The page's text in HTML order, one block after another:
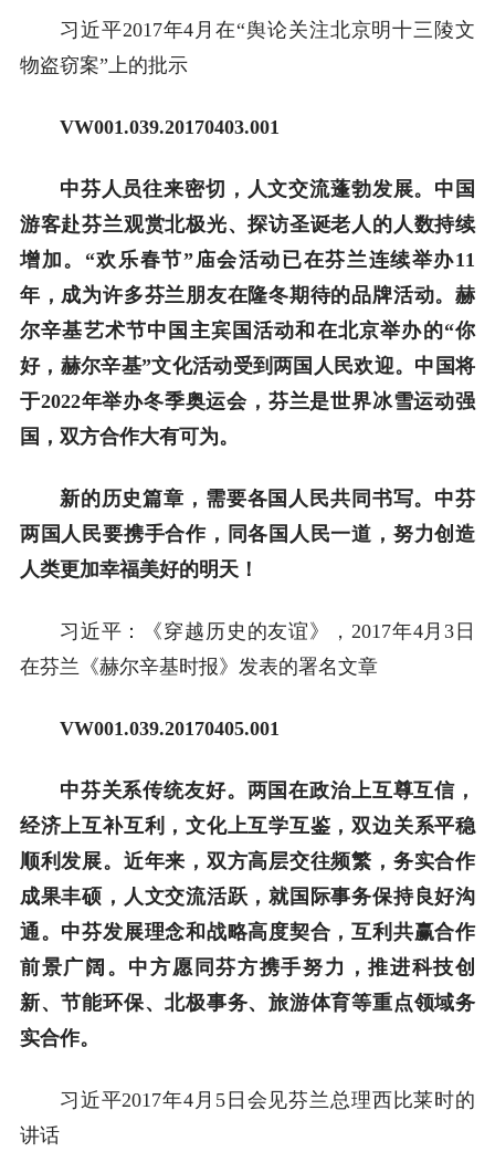
习近平2017年4月在“舆论关注北京明十三陵文
物盗窃案”上的批示
VW001.039.20170403.001
中芬人员往来密切，人文交流蓬勃发展。中国
游客赴芬兰观赏北极光、探访圣诞老人的人数持续
增加。“欢乐春节”庙会活动已在芬兰连续举办11
年，成为许多芬兰朋友在隆冬期待的品牌活动。赫
尔辛基艺术节中国主宾国活动和在北京举办的“你
好，赫尔辛基”文化活动受到两国人民欢迎。中国将
于2022年举办冬季奥运会，芬兰是世界冰雪运动强
国，双方合作大有可为。
新的历史篇章，需要各国人民共同书写。中芬
两国人民要携手合作，同各国人民一道，努力创造
人类更加幸福美好的明天！
习近平：《穿越历史的友谊》，2017年4月3日
在芬兰《赫尔辛基时报》发表的署名文章
VW001.039.20170405.001
中芬关系传统友好。两国在政治上互尊互信，
经济上互补互利，文化上互学互鉴，双边关系平稳
顺利发展。近年来，双方高层交往频繁，务实合作
成果丰硕，人文交流活跃，就国际事务保持良好沟
通。中芬发展理念和战略高度契合，互利共赢合作
前景广阔。中方愿同芬方携手努力，推进科技创
新、节能环保、北极事务、旅游体育等重点领域务
实合作。
习近平2017年4月5日会见芬兰总理西比莱时的
讲话